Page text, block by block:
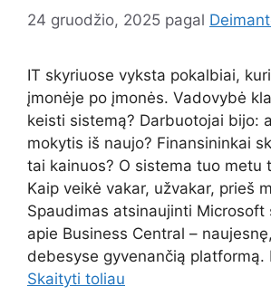
24 gruodžio, 2025 pagal
IT skyriuose vyksta pokalbiai,
įmonėje po įmonės. Vadovybė
keisti sistemą? Darbuotojai bijo:
mokytis iš naujo? Finansininkai
tai kainuos? O sistema tuo metu
Kaip veikė vakar, užvakar, prieš
Spaudimas atsinaujinti Microsoft
apie Business Central –
debesyse gyvenančią
Skaityti toliau